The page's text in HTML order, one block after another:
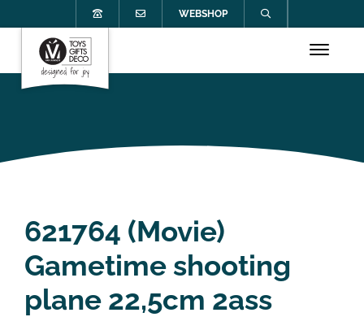
WEBSHOP
621764 (Movie)
Gametime shooting
plane 22,5cm 2ass